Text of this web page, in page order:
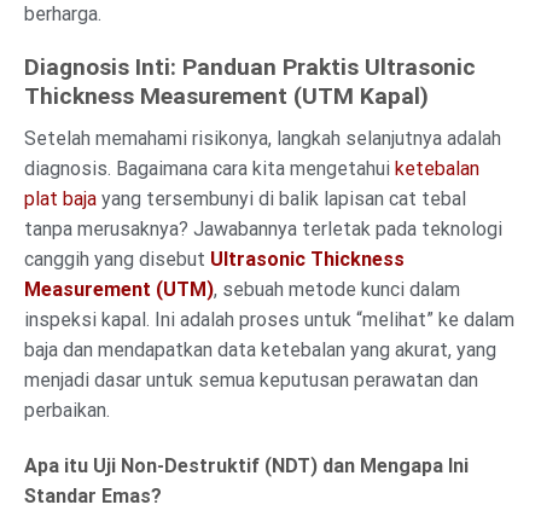
berharga.
Diagnosis Inti: Panduan Praktis Ultrasonic
Thickness Measurement (UTM Kapal)
Setelah memahami risikonya, langkah selanjutnya adalah
diagnosis. Bagaimana cara kita mengetahui ketebalan
plat baja yang tersembunyi di balik lapisan cat tebal
tanpa merusaknya? Jawabannya terletak pada teknologi
canggih yang disebut Ultrasonic Thickness
Measurement (UTM), sebuah metode kunci dalam
inspeksi kapal. Ini adalah proses untuk “melihat” ke dalam
baja dan mendapatkan data ketebalan yang akurat, yang
menjadi dasar untuk semua keputusan perawatan dan
perbaikan.
Apa itu Uji Non-Destruktif (NDT) dan Mengapa Ini
Standar Emas?